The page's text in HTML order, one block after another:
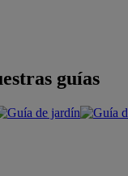
guías